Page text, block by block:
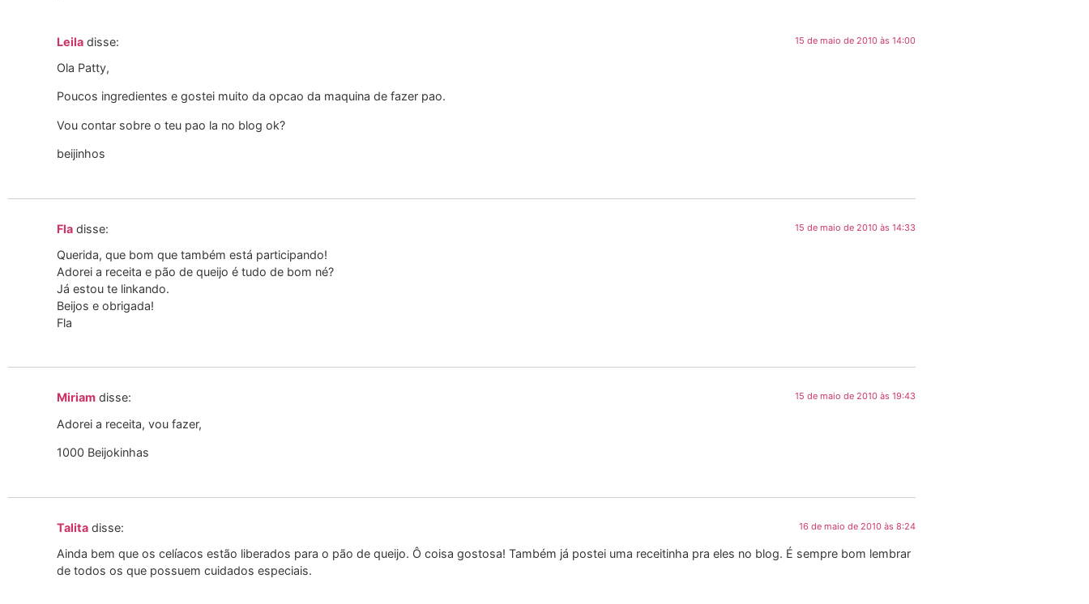
Leila disse: 15 de maio de 2010 às 14:00
Ola Patty,
Poucos ingredientes e gostei muito da opcao da maquina de fazer pao.
Vou contar sobre o teu pao la no blog ok?
beijinhos
Fla disse: 15 de maio de 2010 às 14:33
Querida, que bom que também está participando!
Adorei a receita e pão de queijo é tudo de bom né?
Já estou te linkando.
Beijos e obrigada!
Fla
Miriam disse: 15 de maio de 2010 às 19:43
Adorei a receita, vou fazer,
1000 Beijokinhas
Talita disse: 16 de maio de 2010 às 8:24
Ainda bem que os celíacos estão liberados para o pão de queijo. Ô coisa gostosa! Também já postei uma receitinha pra eles no blog. É sempre bom lembrar
de todos os que possuem cuidados especiais.